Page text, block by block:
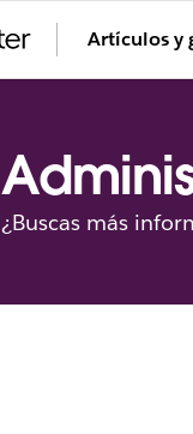
Artículos y
¿Buscas más